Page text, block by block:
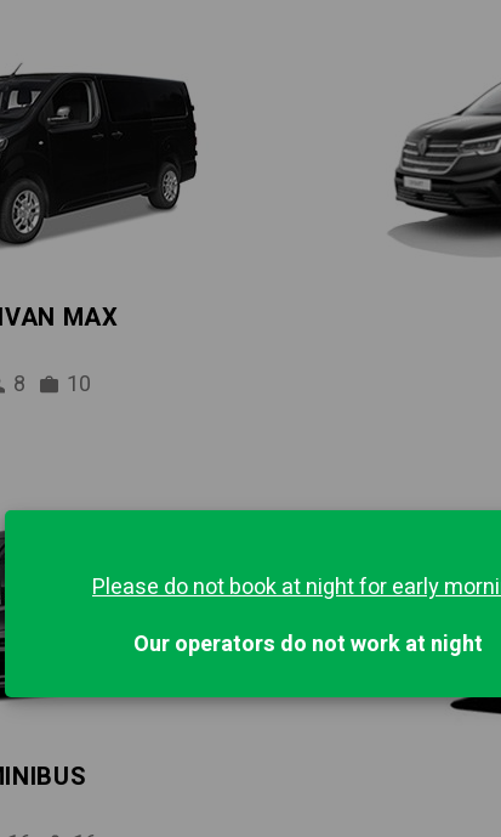
MAX
8 10
Please do not book at night for early
Our operators do not work at night